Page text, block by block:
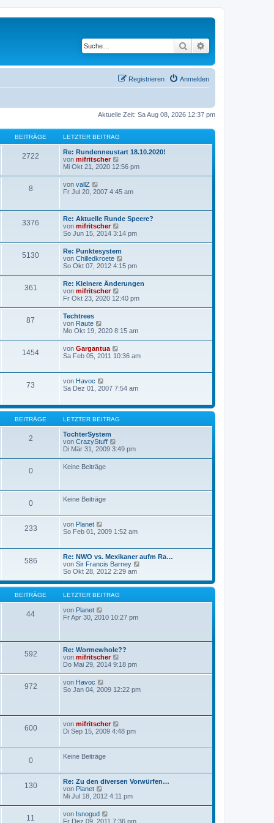
Suche
Anmelden
Registrieren
Aktuelle Zeit: Sa Aug 08, 2026 12:37 pm
BEITRÄGE LETZTER BEITRAG
2722
Re: Rundenneustart 18.10.2020!
von mifritscher
e
s
t
r
B
i
a
g
Mi Okt 21, 2020 12:56 pm
8 von vallZ
e
s
t
e
r
B
e
i
t
g
Fr Jul 20, 2007 4:45 am
3376
Re: Aktuelle Runde Speere?
von mifritscher
e
s
t
e
r
B
i
t
g
So Jun 15, 2014 3:14 pm
5130
Re: Punktesystem
von Chilledkroete
e
s
t
e
r
i
t
a
g
So Okt 07, 2012 4:15 pm
361
Re: Kleinere Änderungen
von mifritscher
e
t
e
r
e
t
a
g
Fr Okt 23, 2020 12:40 pm
87
Techtrees
von Raute
e
s
t
r
B
e
t
r
a
g
Mo Okt 19, 2020 8:15 am
1454 von Gargantua
e
t
e
B
e
i
t
g
Sa Feb 05, 2011 10:36 am
73 von Havoc
e
s
t
r
B
e
i
t
r
Sa Dez 01, 2007 7:54 am
BEITRÄGE LETZTER BEITRAG
2
TochterSystem
von CrazyStuff
e
r
i
r
a
Di Mär 31, 2009 3:49 pm
0 Keine Beiträge
0 Keine Beiträge
233 von Planet
e
s
t
e
r
B
e
i
t
a
So Feb 01, 2009 1:52 am
586
Re: NWO vs. Mexikaner aufm Ra…
von Sir Francis Barney
e
t
So Okt 28, 2012 2:29 am
BEITRÄGE LETZTER BEITRAG
44 von Planet
e
t
e
r
B
e
i
t
Fr Apr 30, 2010 10:27 pm
592
Re: Wormewhole??
von mifritscher
e
s
t
B
i
Do Mai 29, 2014 9:18 pm
972 von Havoc
e
t
e
r
e
i
g
So Jan 04, 2009 12:22 pm
600 von mifritscher
e
r
B
i
t
a
Di Sep 15, 2009 4:48 pm
0 Keine Beiträge
130
Re: Zu den diversen Vorwürfen…
von Planet
e
e
s
Mi Jul 18, 2012 4:11 pm
11 von Isnogud
e
Fr Dez 09, 2011 7:36 pm